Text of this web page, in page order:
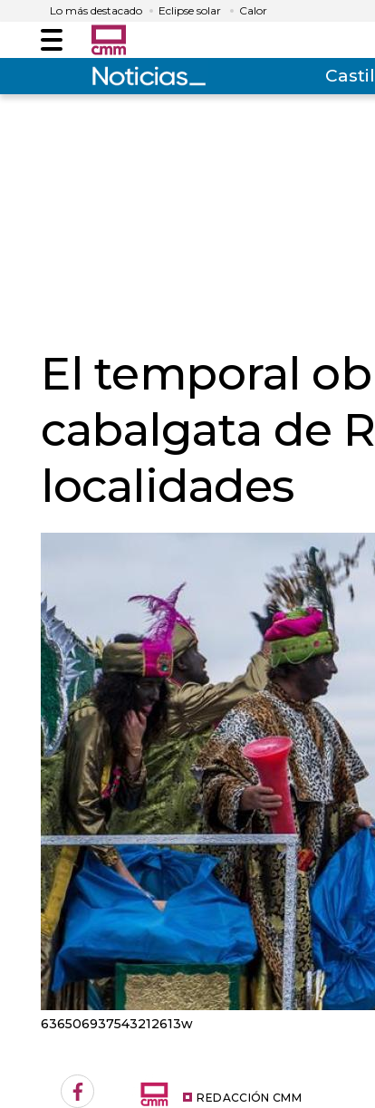
Lo más destacado Eclipse solar Calor
Menú
El temporal
cabalgata de
localidades
636506937543212613w
Facebook REDACCIÓN CMM